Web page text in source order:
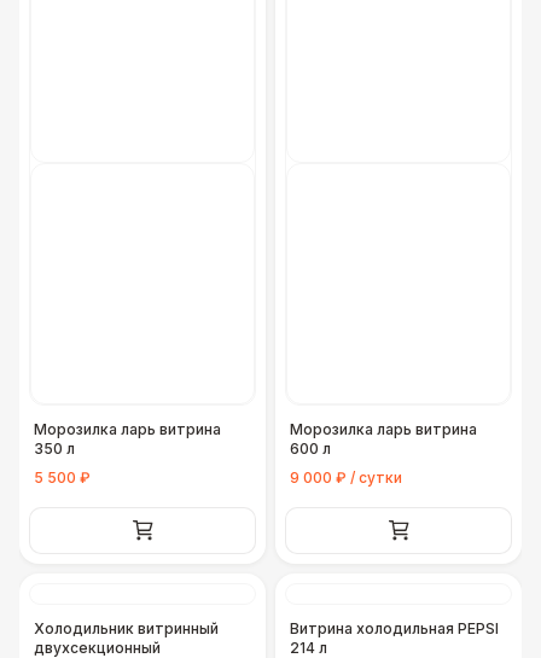
Морозилка ларь витрина
350 л
5 500 ₽
Морозилка ларь витрина
600 л
9 000 ₽ / сутки
Холодильник витринный
двухсекционный
Витрина холодильная PEPSI
214 л